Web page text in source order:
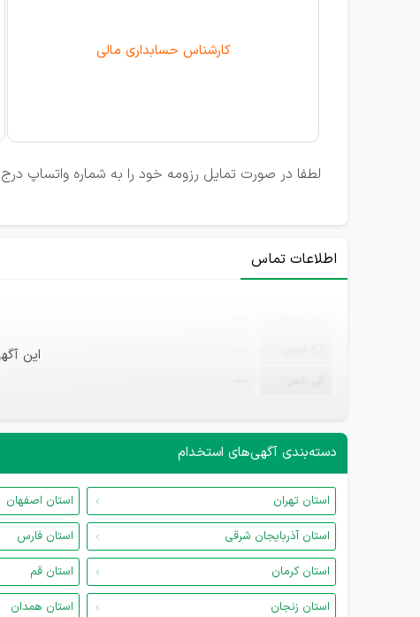
کارشناس حسابداری مالی
لطفا در صورت تمایل رزومه خود را به شماره واتساپ
اطلاعات تماس
این
دسته‌بندی آگهی‌های استخدام
استان تهران استان اصفهان
استان آذربایجان شرقی
استان فارس
استان کرمان
استان قم
استان زنجان
استان همدان